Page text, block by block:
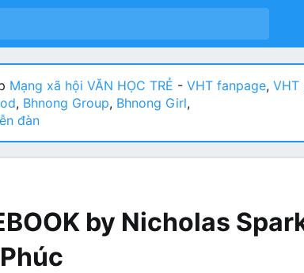
Mạng xã hội VĂN HỌC TRẺ - VHT fanpage, VHT
, Bhnong Group, Bhnong Girl,
đàn
by Nicholas